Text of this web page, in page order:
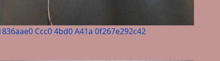
Ccc0 4bd0 A41a 0f267e292c42